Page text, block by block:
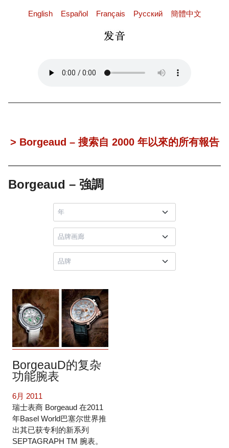
English Español Français Pусский 簡體中文
> Borgeaud – 搜索自 2000 年以來的所有報告
Borgeaud – 強調
BorgeauD的复杂
功能腕表
6月 2011
瑞士表商 Borgeaud 在2011
年Basel World巴塞尔世界推
出其已获专利的新系列
SEPTAGRAPH TM 腕表。